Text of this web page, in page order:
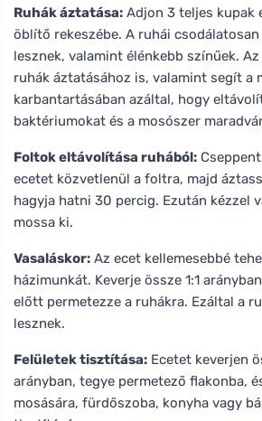
Ruhák áztatása: Adjon 3 teljes kupak
öblítő rekeszébe. A ruhái
lesznek, valamint élénkebb színűek.
ruhák áztatásához is, valamint segít a
karbantartásában azáltal, hogy
baktériumokat és a mosószer
Foltok eltávolítása ruhából:
ecetet közvetlenül a foltra, majd
hagyja hatni 30 percig. Ezután kézzel
mossa ki.
Vasaláskor: Az ecet kellemesebbé
házimunkát. Keverje össze 1:1
előtt permetezze a ruhákra. Ezáltal a
lesznek.
Felületek tisztítása: Ecetet keverjen
arányban, tegye permetező flakonba,
mosására, fürdőszoba, konyha vagy